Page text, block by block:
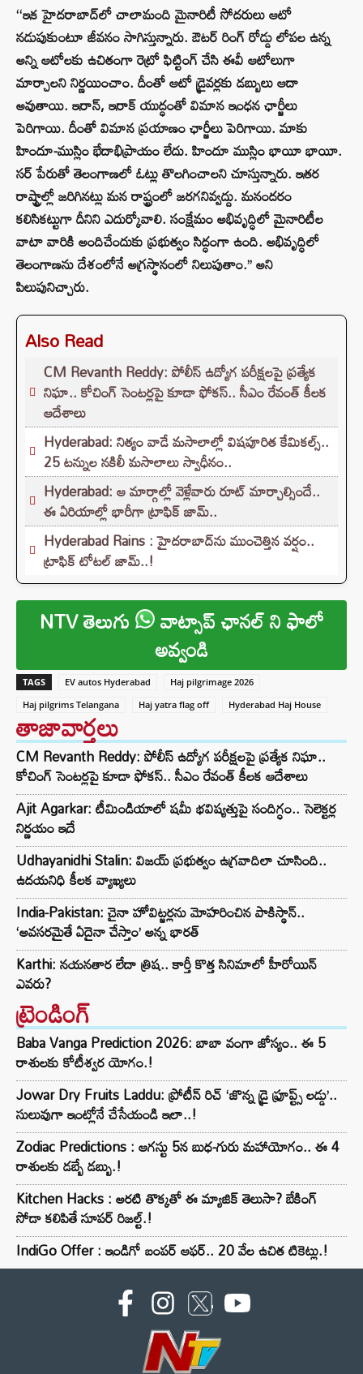
‘‘ఇక హైదరాబాద్‌లో చాలామంది మైనారిటీ సోదరులు ఆటో
నడుపుకుంటూ జీవనం సాగిస్తున్నారు. ఔటర్ రింగ్ రోడ్డు లోపల ఉన్న
అన్ని ఆటోలకు ఉచితంగా రెట్రో ఫిట్టింగ్ చేసి ఈవీ ఆటోలుగా
మార్చాలని నిర్ణయించాం. దీంతో ఆటో డ్రైవర్లకు డబ్బులు ఆదా
అవుతాయి. ఇరాన్, ఇరాక్ యుద్ధంతో విమాన ఇంధన ఛార్జీలు
పెరిగాయి. దీంతో విమాన ప్రయాణం ఛార్జీలు పెరిగాయి. మాకు
హిందూ-ముస్లిం భేదాభిప్రాయం లేదు. హిందూ ముస్లిం భాయీ భాయీ.
సర్ పేరుతో తెలంగాణలో ఓట్లు తొలగించాలని చూస్తున్నారు. ఇతర
రాష్ట్రాల్లో జరిగినట్లు మన రాష్ట్రంలో జరగనివ్వద్దు. మనందరం
కలిసికట్టుగా దీనిని ఎదుర్కోవాలి. సంక్షేమం అభివృద్ధిలో మైనారిటీల
వాటా వారికి అందిచేందుకు ప్రభుత్వం సిద్ధంగా ఉంది. అభివృద్ధిలో
తెలంగాణను దేశంలోనే అగ్రస్థానంలో నిలుపుతాం.’’ అని
పిలుపునిచ్చారు.
Also Read
CM Revanth Reddy: పోలీస్ ఉద్యోగ పరీక్షలపై ప్రత్యేక
నిఘా.. కోచింగ్ సెంటర్లపై కూడా ఫోకస్.. సీఎం రేవంత్ కీలక
ఆదేశాలు
Hyderabad: నిత్యం వాడే మసాలాల్లో విషపూరిత కేమికల్స్..
25 టన్నుల నకిలీ మసాలాలు స్వాధీనం..
Hyderabad: ఆ మార్గాల్లో వెళ్లేవారు రూట్ మార్చాల్సిందే..
ఈ ఏరియాల్లో భారీగా ట్రాఫిక్ జామ్..
Hyderabad Rains : హైదరాబాద్‌ను ముంచెత్తిన వర్షం..
ట్రాఫిక్ టోటల్ జామ్..!
NTV తెలుగు వాట్సాప్ ఛానల్ ని ఫాలో
అవ్వండి
TAGS EV autos Hyderabad
Haj pilgrimage 2026
Haj pilgrims Telangana
Haj yatra flag off Hyderabad Haj House
తాజావార్తలు
CM Revanth Reddy: పోలీస్ ఉద్యోగ పరీక్షలపై ప్రత్యేక నిఘా..
కోచింగ్ సెంటర్లపై కూడా ఫోకస్.. సీఎం రేవంత్ కీలక ఆదేశాలు
Ajit Agarkar: టీమిండియాలో షమీ భవిష్యత్తుపై సందిగ్ధం.. సెలెక్టర్ల
నిర్ణయం ఇదే
Udhayanidhi Stalin: విజయ్ ప్రభుత్వం ఉగ్రవాదిలా చూసింది..
ఉదయనిధి కీలక వ్యాఖ్యలు
India-Pakistan: చైనా హోవిట్జర్లను మోహరించిన పాకిస్థాన్..
‘అవసరమైతే ఏదైనా చేస్తాం’ అన్న భారత్
Karthi: నయనతార లేదా త్రిష.. కార్తీ కొత్త సినిమాలో హీరోయిన్
ఎవరు?
ట్రెండింగ్‌
Baba Vanga Prediction 2026: బాబా వంగా జోస్యం.. ఈ 5
రాశులకు కోటీశ్వర యోగం.!
Jowar Dry Fruits Laddu: ప్రోటీన్ రిచ్ ‘జొన్న డ్రై ఫ్రూప్ట్స్ లడ్డు’..
సులువుగా ఇంట్లోనే చేసేయండి ఇలా..!
Zodiac Predictions : ఆగస్టు 5న బుధ-గురు మహాయోగం.. ఈ 4
రాశులకు డబ్బే డబ్బు.!
Kitchen Hacks : అరటి తొక్కతో ఈ మ్యాజిక్ తెలుసా? బేకింగ్
సోడా కలిపితే సూపర్ రిజల్ట్.!
IndiGo Offer : ఇండిగో బంపర్ ఆఫర్.. 20 వేల ఉచిత టికెట్లు.!